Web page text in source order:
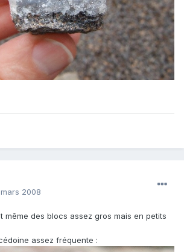
2008
même des blocs assez gros mais en petits
assez fréquente :